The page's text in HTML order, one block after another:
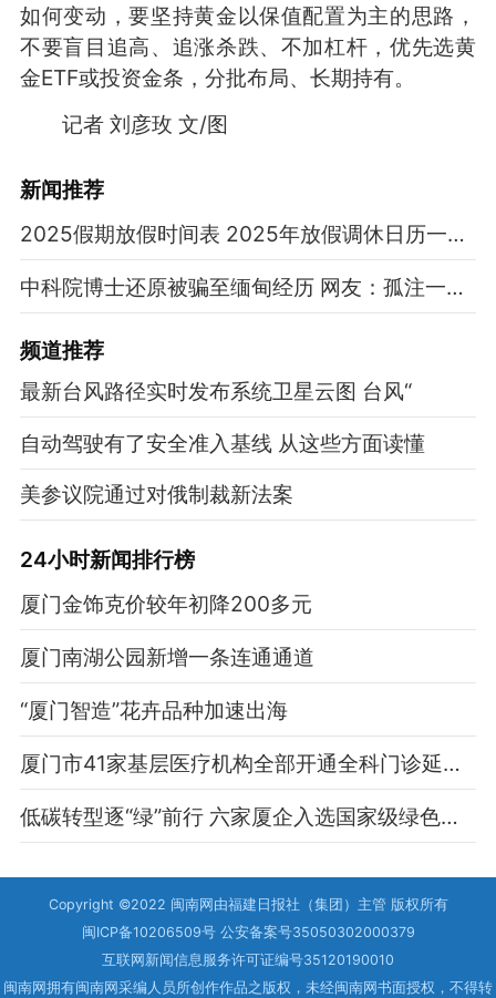
如何变动，要坚持黄金以保值配置为主的思路，
不要盲目追高、追涨杀跌、不加杠杆，优先选黄
金ETF或投资金条，分批布局、长期持有。
记者 刘彦玫 文/图
新闻推荐
2025假期放假时间表 2025年放假调休日历一览表
中科院博士还原被骗至缅甸经历 网友：孤注一掷现实版
频道推荐
最新台风路径实时发布系统卫星云图 台风“
自动驾驶有了安全准入基线 从这些方面读懂
美参议院通过对俄制裁新法案
24小时新闻排行榜
厦门金饰克价较年初降200多元
厦门南湖公园新增一条连通通道
“厦门智造”花卉品种加速出海
厦门市41家基层医疗机构全部开通全科门诊延时服务
低碳转型逐“绿”前行 六家厦企入选国家级绿色工厂
Copyright ©2022 闽南网由福建日报社（集团）主管 版权所有
闽ICP备10206509号 公安备案号35050302000379
互联网新闻信息服务许可证编号35120190010
闽南网拥有闽南网采编人员所创作作品之版权，未经闽南网书面授权，不得转